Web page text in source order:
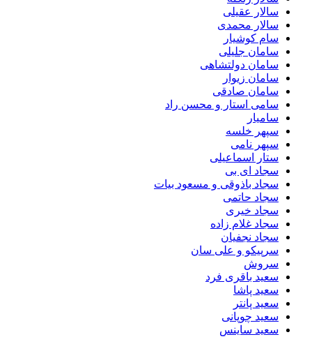
سالار عقیلی
سالار محمدی
سام کوشیار
سامان جلیلی
سامان دولتشاهی
سامان زیوار
سامان صادقی
سامی استار و محسن راد
سامیار
سپهر خلسه
سپهر نامی
ستار اسماعیلی
سجاد ای بی
سجاد باذوقی و مسعود بیات
سجاد حاتمی
سجاد خیری
سجاد غلام زاده
سجاد نجفیان
سرپیکو و علی سان
سروش
سعید باقری فرد
سعید پاشا
سعید پانتر
سعید چوپانی
سعید ساینس